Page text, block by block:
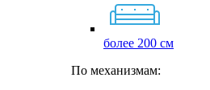
более 200 см
По механизмам: